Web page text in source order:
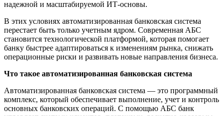
надежной и масштабируемой ИТ-основы.
В этих условиях автоматизированная банковская система
перестает быть только учетным ядром. Современная АБС
становится технологической платформой, которая помогает
банку быстрее адаптироваться к изменениям рынка, снижать
операционные риски и развивать новые направления бизнеса.
Что такое автоматизированная банковская система
Автоматизированная банковская система — это программный
комплекс, который обеспечивает выполнение, учет и контроль
основных банковских операций. С помощью АБС банк